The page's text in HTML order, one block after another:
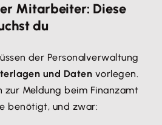
Mitarbeiter: Diese
du
der Personalverwaltung
und Daten vorlegen.
zur Meldung beim Finanzamt
benötigt, und zwar: